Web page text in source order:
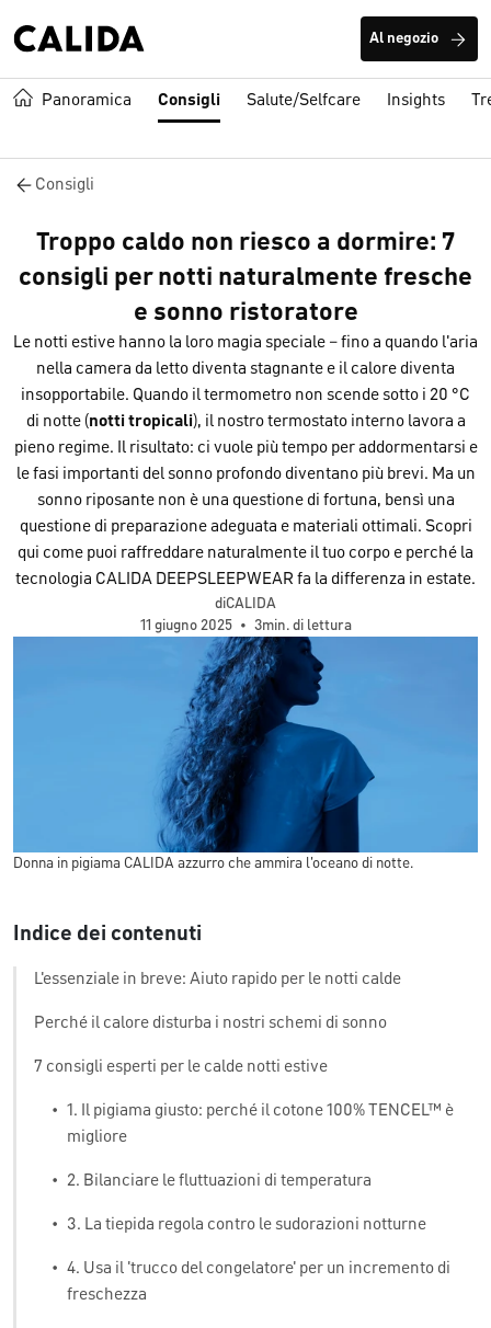
Al negozio
Panoramica Consigli Salute/Selfcare Insights
Consigli
Troppo caldo non riesco a dormire: 7
consigli per notti naturalmente fresche
e sonno ristoratore
Le notti estive hanno la loro magia speciale – fino a quando l'aria
nella camera da letto diventa stagnante e il calore diventa
insopportabile. Quando il termometro non scende sotto i 20 °C
di notte (notti tropicali), il nostro termostato interno lavora a
pieno regime. Il risultato: ci vuole più tempo per addormentarsi e
le fasi importanti del sonno profondo diventano più brevi. Ma un
sonno riposante non è una questione di fortuna, bensì una
questione di preparazione adeguata e materiali ottimali. Scopri
qui come puoi raffreddare naturalmente il tuo corpo e perché la
tecnologia CALIDA DEEPSLEEPWEAR fa la differenza in estate.
diCALIDA
11 giugno 2025
• 3min. di lettura
Donna in pigiama CALIDA azzurro che ammira l'oceano di notte.
Indice dei contenuti
L'essenziale in breve: Aiuto rapido per le notti calde
Perché il calore disturba i nostri schemi di sonno
7 consigli esperti per le calde notti estive
• 1. Il pigiama giusto: perché il cotone 100% TENCEL™ è
migliore
• 2. Bilanciare le fluttuazioni di temperatura
• 3. La tiepida regola contro le sudorazioni notturne
• 4. Usa il 'trucco del congelatore' per un incremento di
freschezza